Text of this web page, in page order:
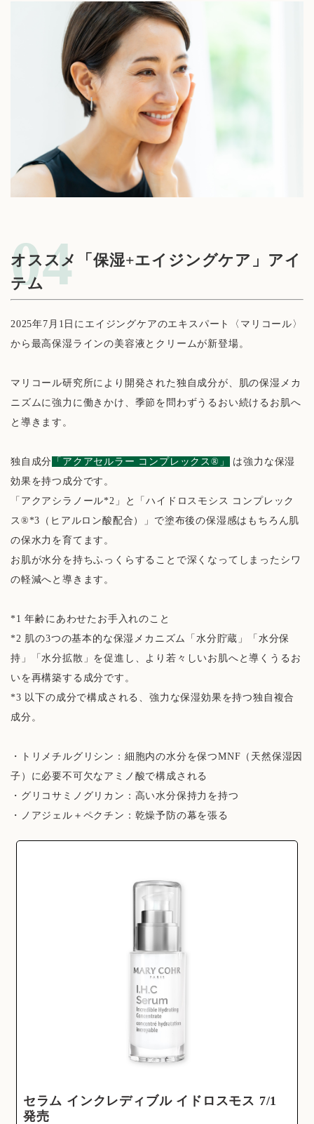
オススメ「保湿+エイジングケア」アイ
テム
2025年7月1日にエイジングケアのエキスパート〈マリコール〉
から最高保湿ラインの美容液とクリームが新登場。
マリコール研究所により開発された独自成分が、肌の保湿メカ
ニズムに強力に働きかけ、季節を問わずうるおい続けるお肌へ
と導きます。
独自成分 「アクアセルラー コンプレックス®」
は強力な保湿
効果を持つ成分です。
「アクアシラノール*2」と「ハイドロスモシス コンプレック
ス®*3（ヒアルロン酸配合）」で塗布後の保湿感はもちろん肌
の保水力を育てます。
お肌が水分を持ちふっくらすることで深くなってしまったシワ
の軽減へと導きます。
*1 年齢にあわせたお手入れのこと
*2 肌の3つの基本的な保湿メカニズム「水分貯蔵」「水分保
持」「水分拡散」を促進し、より若々しいお肌へと導くうるお
いを再構築する成分です。
*3 以下の成分で構成される、強力な保湿効果を持つ独自複合
成分。
・トリメチルグリシン：細胞内の水分を保つMNF（天然保湿因
子）に必要不可欠なアミノ酸で構成される
・グリコサミノグリカン：高い水分保持力を持つ
・ノアジェル＋ペクチン：乾燥予防の幕を張る
セラム インクレディブル イドロスモス 7/1
発売